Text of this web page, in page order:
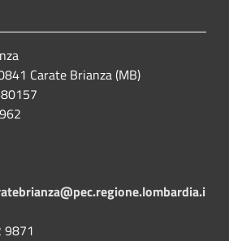
Carate Brianza (MB)
9871